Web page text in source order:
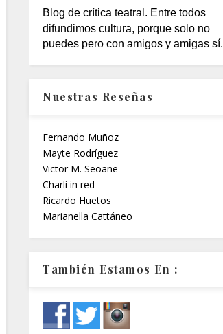
Blog de crítica teatral. Entre todos
difundimos cultura, porque solo no
puedes pero con amigos y amigas sí.
Nuestras Reseñas
Fernando Muñoz
Mayte Rodríguez
Victor M. Seoane
Charli in red
Ricardo Huetos
Marianella Cattáneo
También Estamos En :